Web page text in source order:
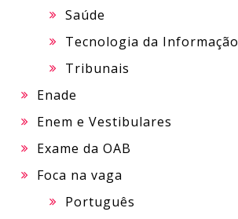
Saúde
Tecnologia da Informação
Tribunais
Enade
Enem e Vestibulares
Exame da OAB
Foca na vaga
Português